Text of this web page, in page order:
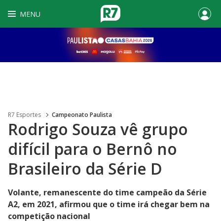
MENU
R7 Esportes Campeonato Paulista
Rodrigo Souza vê grupo
difícil para o Bernô no
Brasileiro da Série D
Volante, remanescente do time campeão da Série
A2, em 2021, afirmou que o time irá chegar bem na
competição nacional